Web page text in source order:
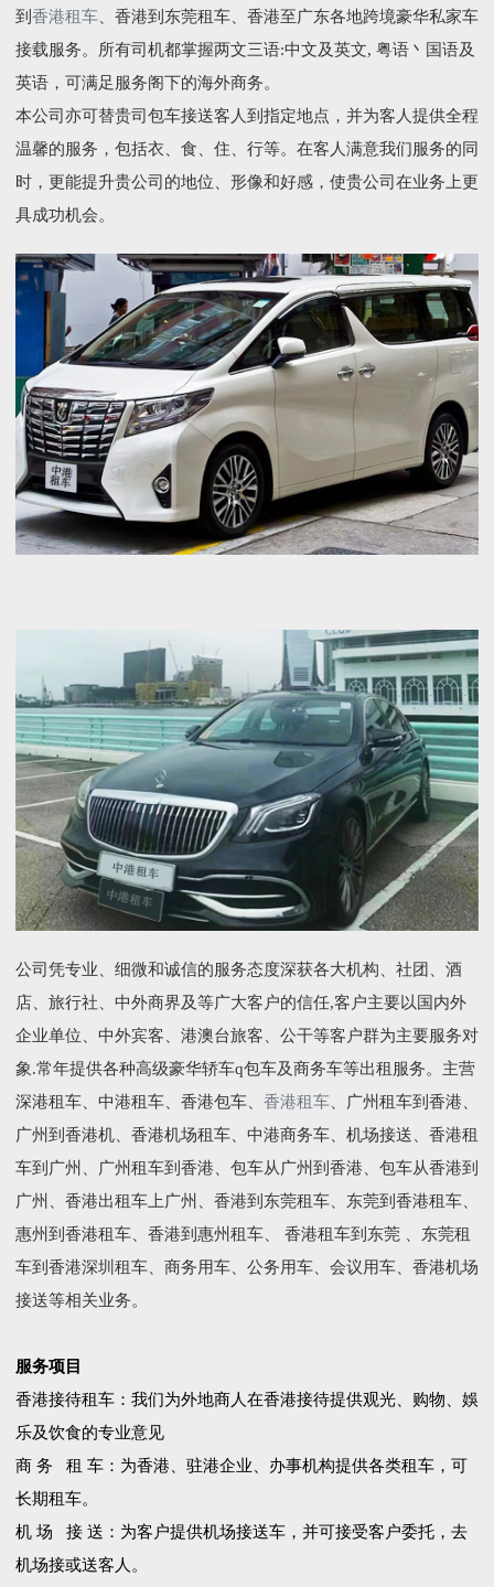
到 香港租车、香港到东莞租车、香港至广东各地跨境豪华私家车
接载服务。所有司机都掌握两文三语:中文及英文, 粤语丶国语及
英语，可满足服务阁下的海外商务。
本公司亦可替贵司包车接送客人到指定地点，并为客人提供全程
温馨的服务，包括衣、食、住、行等。在客人满意我们服务的同
时，更能提升贵公司的地位、形像和好感，使贵公司在业务上更
具成功机会。
公司凭专业、细微和诚信的服务态度深获各大机构、社团、酒
店、旅行社、中外商界及等广大客户的信任,客户主要以国内外
企业单位、中外宾客、港澳台旅客、公干等客户群为主要服务对
象.常年提供各种高级豪华轿车q包车及商务车等出租服务。主营
深港租车、中港租车、香港包车、 香港租车、广州租车到香港、
广州到香港机、香港机场租车、中港商务车、机场接送、香港租
车到广州、广州租车到香港、包车从广州到香港、包车从香港到
广州、香港出租车上广州、香港到东莞租车、东莞到香港租车、
惠州到香港租车、香港到惠州租车、 香港租车到东莞 、东莞租
车到香港深圳租车、商务用车、公务用车、会议用车、香港机场
接送等相关业务。
服务项目
香港接待租车：我们为外地商人在香港接待提供观光、购物、娛
乐及饮食的专业意见
商 务 租 车：为香港、驻港企业、办事机构提供各类租车，可
长期租车。
机 场 接 送：为客户提供机场接送车，并可接受客户委托，去
机场接或送客人。